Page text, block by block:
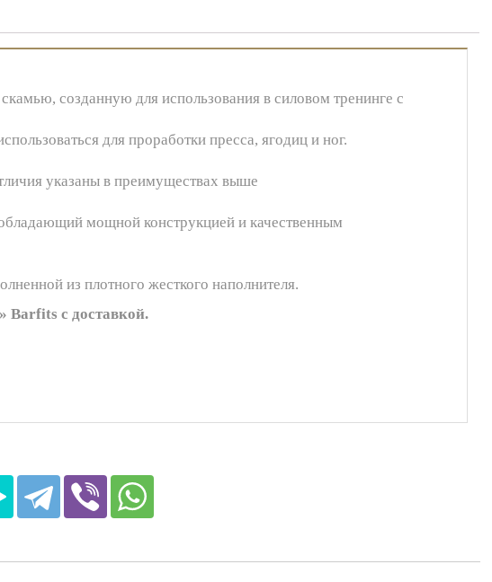
созданную для использования в силовом тренинге с
для проработки пресса, ягодиц и ног.
указаны в преимуществах выше
мощной конструкцией и качественным
из плотного жесткого наполнителя.
Barfits с доставкой.